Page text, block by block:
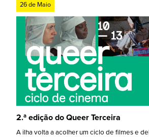
26 de Maio
2.ª edição do Queer Terceira
A ilha volta a acolher um ciclo de filmes e